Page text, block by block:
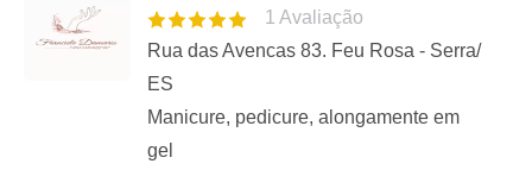
1 Avaliação
Rua das Avencas 83. Feu Rosa - Serra/
ES
Manicure, pedicure, alongamente em
gel